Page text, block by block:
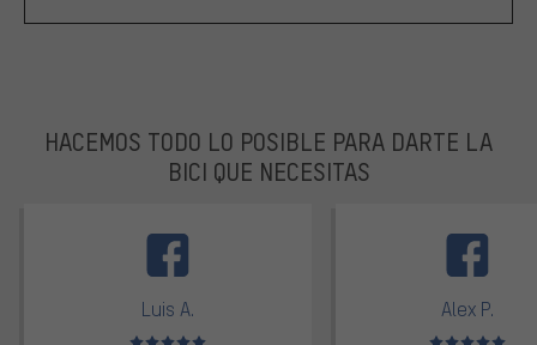
HACEMOS TODO LO POSIBLE PARA DARTE LA
BICI QUE NECESITAS
Luis A.
Valoración media: 5 de 5
Alex P.
Valoración